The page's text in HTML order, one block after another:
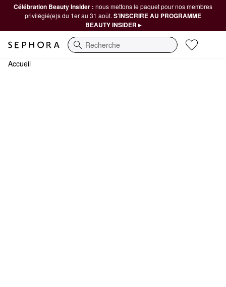
Célébration Beauty Insider : nous mettons le paquet pour nos membres
privilégié(e)s du 1er au 31 août. S’INSCRIRE AU PROGRAMME
BEAUTY INSIDER ▸
Recherche
Accueil